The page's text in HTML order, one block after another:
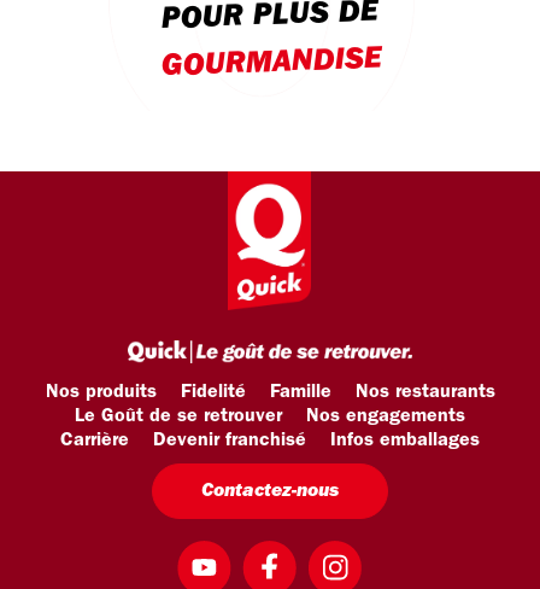
POUR PLUS DE
GOURMANDISE
Nos produits Fidelité Famille
Nos restaurants
Le Goût de se retrouver
Nos engagements
Carrière
Devenir franchisé Infos emballages
Contactez-nous